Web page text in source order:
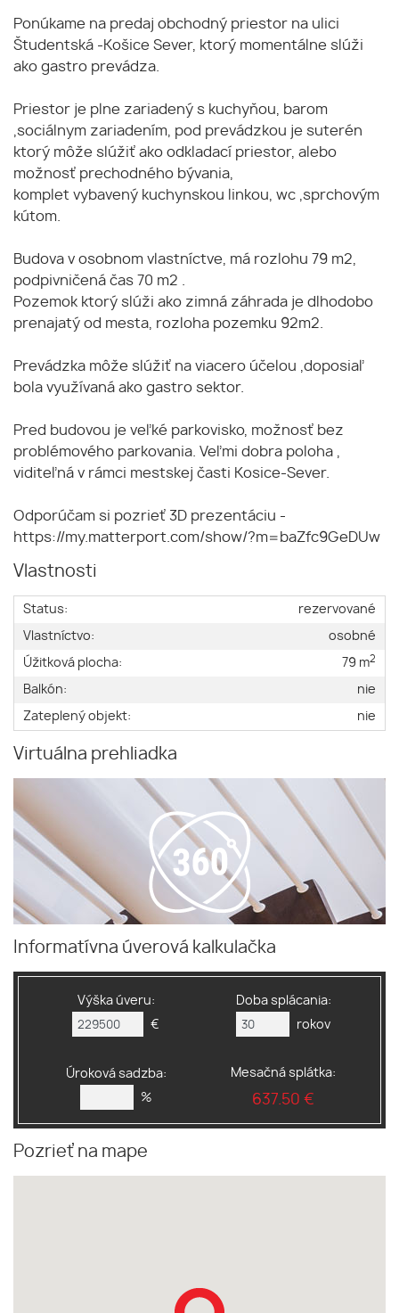
Ponúkame na predaj obchodný priestor na ulici
Študentská -Košice Sever, ktorý momentálne slúži
ako gastro prevádza.
Priestor je plne zariadený s kuchyňou, barom
,sociálnym zariadením, pod prevádzkou je suterén
ktorý môže slúžiť ako odkladací priestor, alebo
možnosť prechodného bývania,
komplet vybavený kuchynskou linkou, wc ,sprchovým
kútom.
Budova v osobnom vlastníctve, má rozlohu 79 m2,
podpivničená čas 70 m2 .
Pozemok ktorý slúži ako zimná záhrada je dlhodobo
prenajatý od mesta, rozloha pozemku 92m2.
Prevádzka môže slúžiť na viacero účelou ,doposiaľ
bola využívaná ako gastro sektor.
Pred budovou je veľké parkovisko, možnosť bez
problémového parkovania. Veľmi dobra poloha ,
viditeľná v rámci mestskej časti Kosice-Sever.
Odporúčam si pozrieť 3D prezentáciu -
https://my.matterport.com/show/?m=baZfc9GeDUw
Vlastnosti
Status:
rezervované
Vlastníctvo:
osobné
Úžitková plocha:
79 m2
Balkón:
nie
Zateplený objekt:
nie
Virtuálna prehliadka
Informatívna úverová kalkulačka
Výška úveru:
€
Doba splácania:
rokov
Úroková sadzba:
%
Mesačná splátka:
637.50 €
Pozrieť na mape